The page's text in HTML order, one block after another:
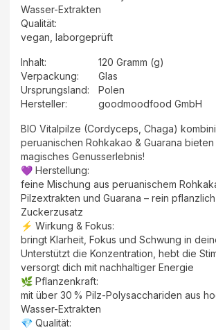
Wasser-Extrakten
Qualität:
vegan, laborgeprüft
Inhalt:
120 Gramm (g)
Verpackung:
Glas
Ursprungsland:
Polen
Hersteller: goodmoodfood GmbH
BIO Vitalpilze (Cordyceps, Chaga)
peruanischen Rohkakao & Guarana
magisches Genusserlebnis!
💜 Herstellung:
feine Mischung aus peruanischem
Pilzextrakten und Guarana – rein
Zuckerzusatz
⚡ Wirkung & Fokus:
bringt Klarheit, Fokus und Schwung in
Unterstützt die Konzentration, hebt die
versorgt dich mit nachhaltiger Energie
🌿 Pflanzenkraft:
mit über 30 % Pilz-Polysacchariden aus
Wasser-Extrakten
💎 Qualität: